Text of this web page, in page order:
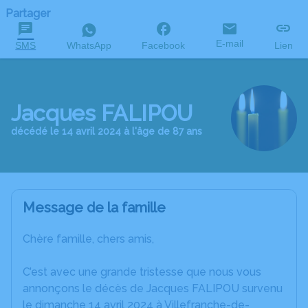
Partager
SMS WhatsApp Facebook E-mail Lien
Jacques FALIPOU
décédé le 14 avril 2024 à l'âge de 87 ans
Message de la famille
Chère famille, chers amis,
C’est avec une grande tristesse que nous vous
annonçons le décès de Jacques FALIPOU survenu
le dimanche 14 avril 2024 à Villefranche-de-